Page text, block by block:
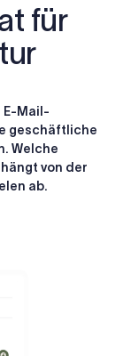
für
E-Mail-
geschäftliche
Welche
von der
ab.